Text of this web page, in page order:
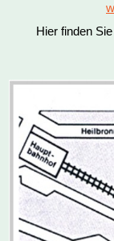
Hier finden